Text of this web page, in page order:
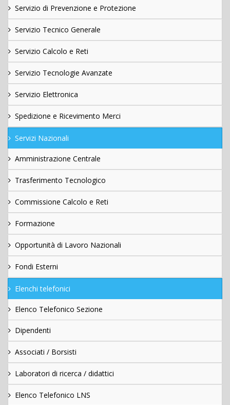
Servizio di Prevenzione e Protezione
Servizio Tecnico Generale
Servizio Calcolo e Reti
Servizio Tecnologie Avanzate
Servizio Elettronica
Spedizione e Ricevimento Merci
Servizi Nazionali
Amministrazione Centrale
Trasferimento Tecnologico
Commissione Calcolo e Reti
Formazione
Opportunità di Lavoro Nazionali
Fondi Esterni
Elenchi telefonici
Elenco Telefonico Sezione
Dipendenti
Associati / Borsisti
Laboratori di ricerca / didattici
Elenco Telefonico LNS